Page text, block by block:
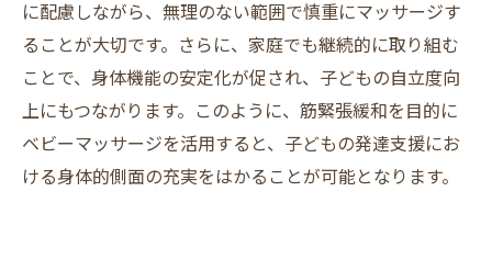
に配慮しながら、無理のない範囲で慎重にマッサージす
ることが大切です。さらに、家庭でも継続的に取り組む
ことで、身体機能の安定化が促され、子どもの自立度向
上にもつながります。このように、筋緊張緩和を目的に
ベビーマッサージを活用すると、子どもの発達支援にお
ける身体的側面の充実をはかることが可能となります。